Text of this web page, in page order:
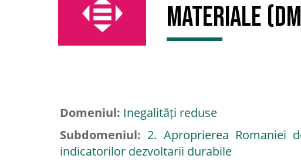
materiale
Domeniul: Inegalități reduse
Subdomeniul: 2. Aproprierea Romaniei
indicatorilor dezvoltarii durabile